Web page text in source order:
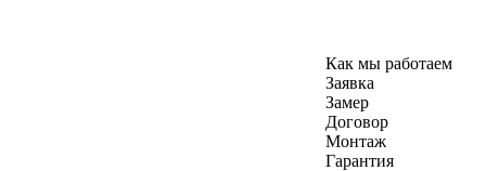
Как мы работаем
Заявка
Замер
Договор
Монтаж
Гарантия